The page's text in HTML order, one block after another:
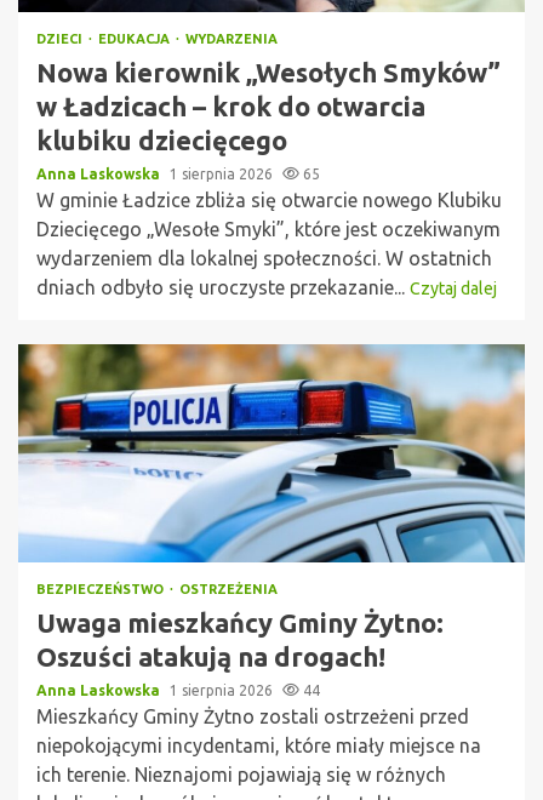
DZIECI EDUKACJA WYDARZENIA
Nowa kierownik „Wesołych Smyków”
w Ładzicach – krok do otwarcia
klubiku dziecięcego
Anna Laskowska 1 sierpnia 2026 65
W gminie Ładzice zbliża się otwarcie nowego Klubiku
Dziecięcego „Wesołe Smyki”, które jest oczekiwanym
wydarzeniem dla lokalnej społeczności. W ostatnich
dniach odbyło się uroczyste przekazanie... Czytaj dalej
BEZPIECZEŃSTWO OSTRZEŻENIA
Uwaga mieszkańcy Gminy Żytno:
Oszuści atakują na drogach!
Anna Laskowska 1 sierpnia 2026 44
Mieszkańcy Gminy Żytno zostali ostrzeżeni przed
niepokojącymi incydentami, które miały miejsce na
ich terenie. Nieznajomi pojawiają się w różnych